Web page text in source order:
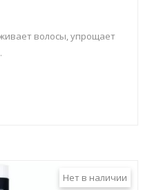
волосы, упрощает
Нет в наличии